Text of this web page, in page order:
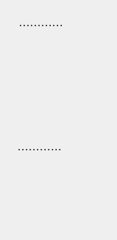
…………
､:| …………